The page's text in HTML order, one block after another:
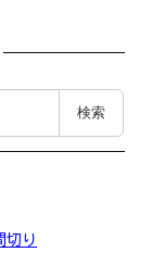
検索
切り